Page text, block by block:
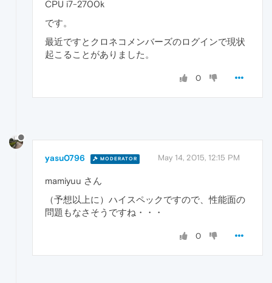
CPU i7-2700k
です。
最近ですとクロネコメンバーズのログインで現状
起こることがありました。
0
yasu0796 MODERATOR May 14, 2015, 12:15 PM
mamiyuu さん
（予想以上に）ハイスペックですので、性能面の
問題もなさそうですね・・・
0